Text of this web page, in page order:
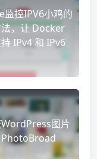
控IPV6小鸡的
，让 Docker
IPv4 和 IPv6
图片
PhotoBroad